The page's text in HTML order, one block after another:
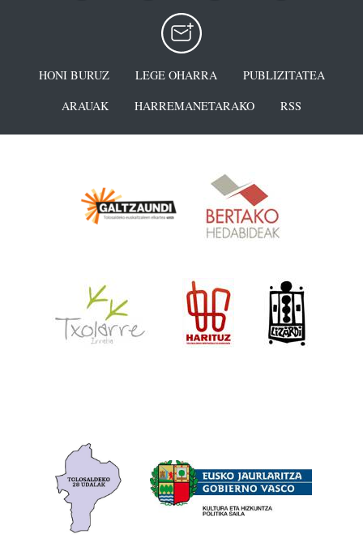
HONI BURUZ LEGE OHARRA
PUBLIZITATEA
ARAUAK
HARREMANETARAKO RSS